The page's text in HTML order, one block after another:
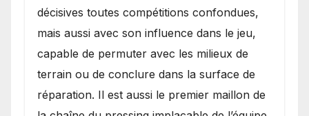
décisives toutes compétitions confondues,
mais aussi avec son influence dans le jeu,
capable de permuter avec les milieux de
terrain ou de conclure dans la surface de
réparation. Il est aussi le premier maillon de